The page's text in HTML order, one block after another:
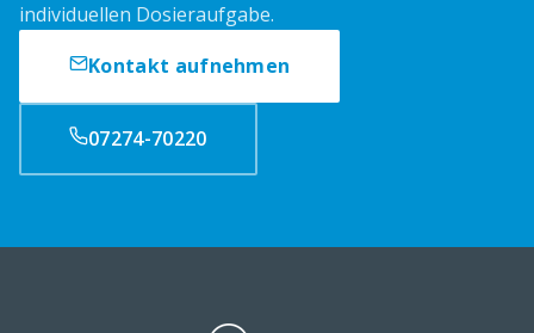
individuellen Dosieraufgabe.
Kontakt aufnehmen
07274-70220